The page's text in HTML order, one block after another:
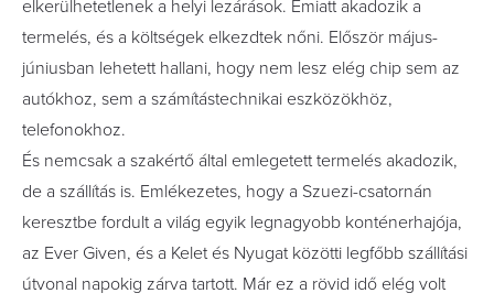
elkerülhetetlenek a helyi lezárások. Emiatt akadozik a
termelés, és a költségek elkezdtek nőni. Először május-
júniusban lehetett hallani, hogy nem lesz elég chip sem az
autókhoz, sem a számítástechnikai eszközökhöz,
telefonokhoz.
És nemcsak a szakértő által emlegetett termelés akadozik,
de a szállítás is. Emlékezetes, hogy a Szuezi-csatornán
keresztbe fordult a világ egyik legnagyobb konténerhajója,
az Ever Given, és a Kelet és Nyugat közötti legfőbb szállítási
útvonal napokig zárva tartott. Már ez a rövid idő elég volt